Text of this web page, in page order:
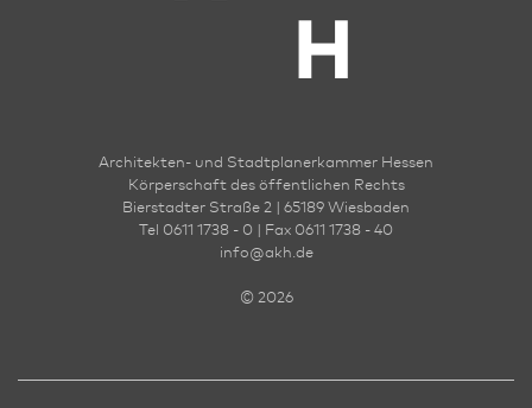
Architekten- und Stadt­planer­kammer Hessen
Körperschaft des öffentlichen Rechts
Bierstadter Straße 2 | 65189 Wies­ba­den
Tel 0611 1738 - 0 | Fax 0611 1738 - 40
info@akh.de
© 2026